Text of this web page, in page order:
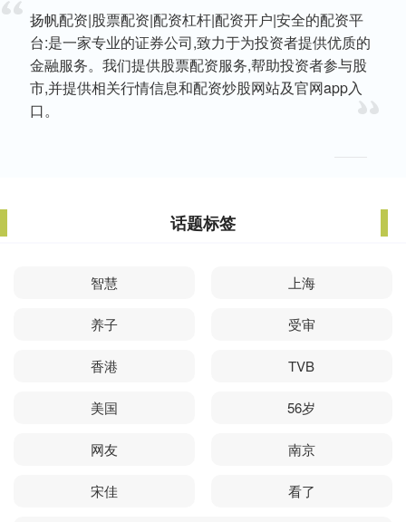
扬帆配资|股票配资|配资杠杆|配资开户|安全的配资平
台:是一家专业的证券公司,致力于为投资者提供优质的
金融服务。我们提供股票配资服务,帮助投资者参与股
市,并提供相关行情信息和配资炒股网站及官网app入
口。
话题标签
智慧 上海
养子 受审
香港 TVB
美国 56岁
网友 南京
宋佳 看了